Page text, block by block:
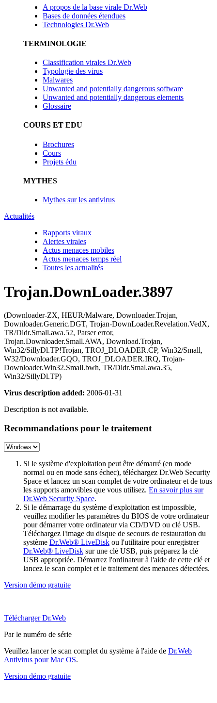
A propos de la base virale Dr.Web
Bases de données étendues
Technologies Dr.Web
TERMINOLOGIE
Classification virales Dr.Web
Typologie des virus
Malwares
Unwanted and potentially dangerous software
Unwanted and potentially dangerous elements
Glossaire
COURS ET EDU
Brochures
Cours
Projets édu
MYTHES
Mythes sur les antivirus
Actualités
Rapports viraux
Alertes virales
Actus menaces mobiles
Actus menaces temps réel
Toutes les actualités
Trojan.DownLoader.3897
(Downloader-ZX, HEUR/Malware, Downloader.Trojan,
Downloader.Generic.DGT, Trojan-DownLoader.Revelation.VedX,
TR/Dldr.Small.awa.52, Parser error,
Trojan.Downloader.Small.AWA, Download.Trojan,
Win32/SillyDl.TP!Trojan, TROJ_DLOADER.CP, Win32/Small,
W32/Downloader.GQO, TROJ_DLOADER.IRQ, Trojan-
Downloader.Win32.Small.bwh, TR/Dldr.Smal.awa.35,
Win32/SillyDl.TP)
Virus description added: 2006-01-31
Description is not available.
Recommandations pour le traitement
Si le système d'exploitation peut être démarré (en mode
normal ou en mode sans échec), téléchargez Dr.Web Security
Space et lancez un scan complet de votre ordinateur et de tous
les supports amovibles que vous utilisez. En savoir plus sur
Dr.Web Security Space.
Si le démarrage du système d'exploitation est impossible,
veuillez modifier les paramètres du BIOS de votre ordinateur
pour démarrer votre ordinateur via CD/DVD ou clé USB.
Téléchargez l'image du disque de secours de restauration du
système Dr.Web® LiveDisk ou l'utilitaire pour enregistrer
Dr.Web® LiveDisk sur une clé USB, puis préparez la clé
USB appropriée. Démarrez l'ordinateur à l'aide de cette clé et
lancez le scan complet et le traitement des menaces détectées.
Version démo gratuite
Télécharger Dr.Web
Par le numéro de série
Veuillez lancer le scan complet du système à l'aide de Dr.Web
Antivirus pour Mac OS.
Version démo gratuite